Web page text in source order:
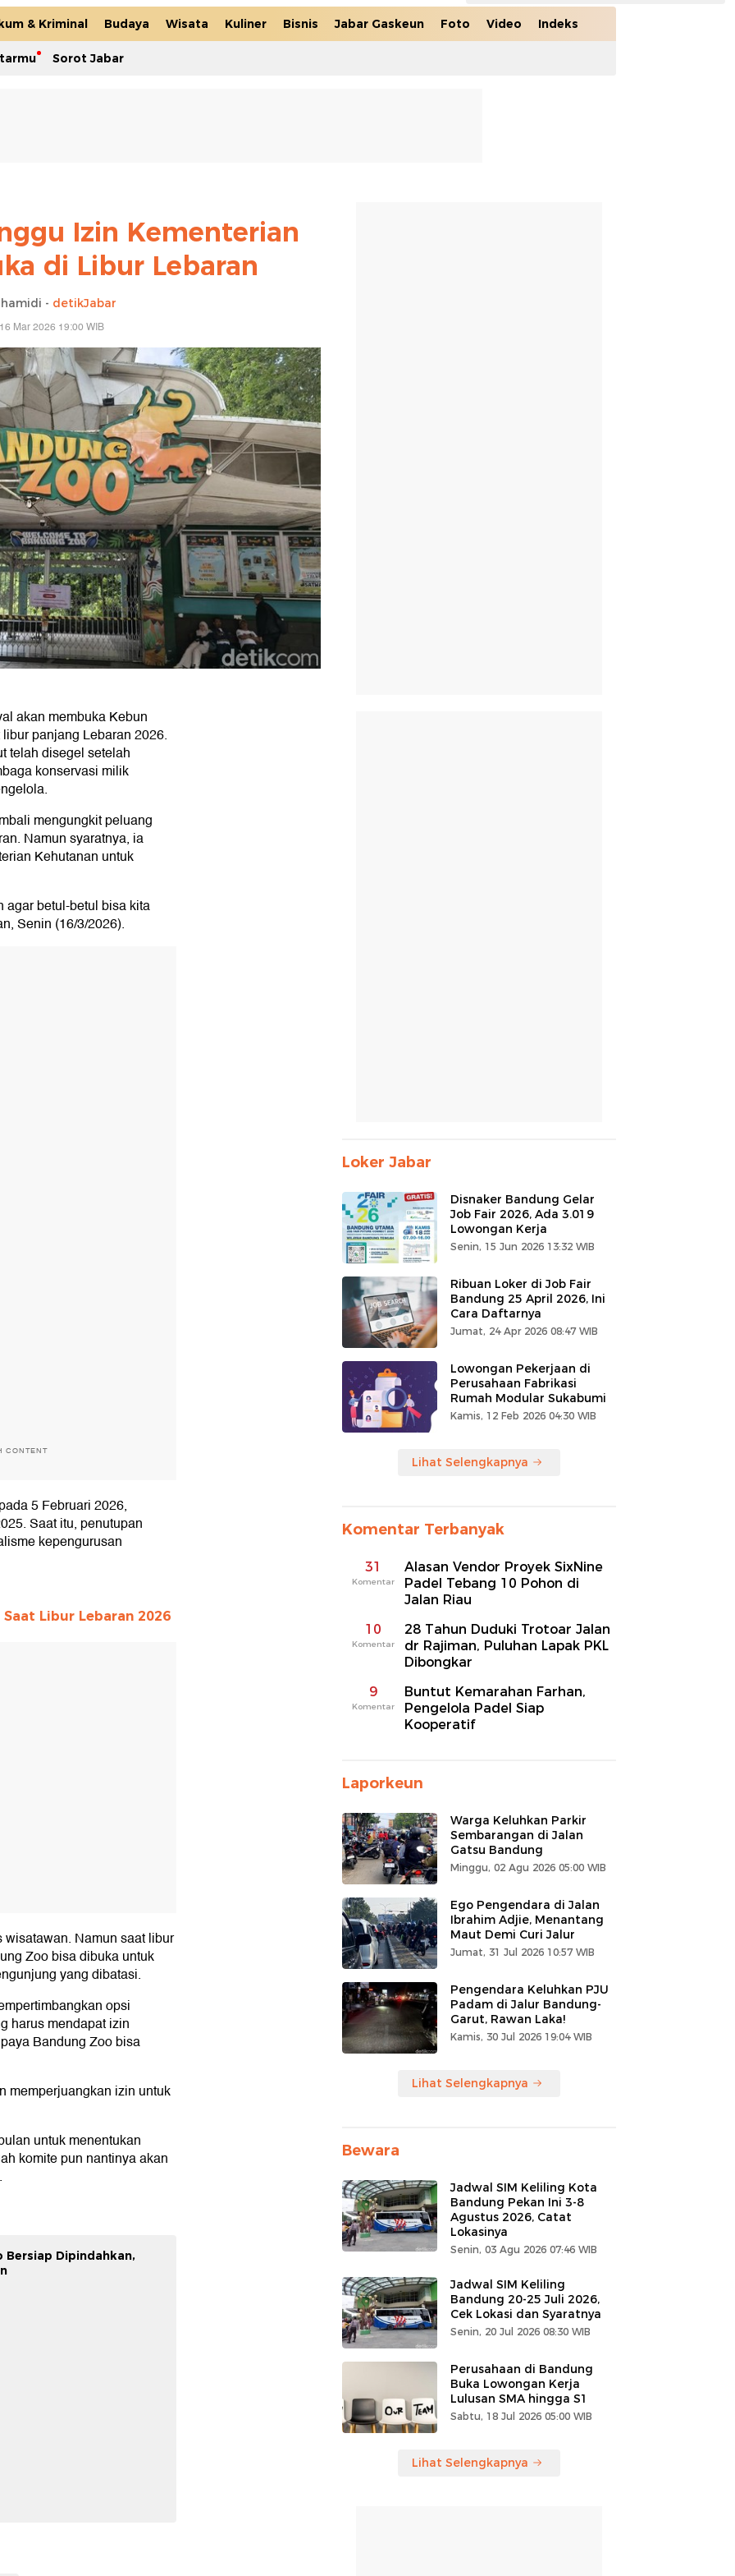
& Kriminal Budaya Wisata Kuliner Bisnis Jabar Gaskeun Foto Video Indeks
Sorot Jabar
Izin Kementerian
di Libur Lebaran
- detikJabar
Mar 2026 19:00 WIB
akan membuka Kebun
panjang Lebaran 2026.
telah disegel setelah
konservasi milik
mengungkit peluang
Namun syaratnya, ia
Kehutanan untuk
agar betul-betul bisa kita
Senin (16/3/2026).
CONTENT
5 Februari 2026,
Saat itu, penutupan
kepengurusan
Libur Lebaran 2026
Namun saat libur
Zoo bisa dibuka untuk
yang dibatasi.
opsi
harus mendapat izin
Bandung Zoo bisa
memperjuangkan izin untuk
untuk menentukan
komite pun nantinya akan
Bersiap Dipindahkan,
Loker Jabar
Disnaker Bandung Gelar
Job Fair 2026, Ada 3.019
Lowongan Kerja
Senin, 15 Jun 2026 13:32 WIB
Ribuan Loker di Job Fair
Bandung 25 April 2026, Ini
Cara Daftarnya
Jumat, 24 Apr 2026 08:47 WIB
Lowongan Pekerjaan di
Perusahaan Fabrikasi
Rumah Modular Sukabumi
Kamis, 12 Feb 2026 04:30 WIB
Lihat Selengkapnya
Komentar Terbanyak
31
Komentar
Alasan Vendor Proyek SixNine
Padel Tebang 10 Pohon di
Jalan Riau
10
Komentar
28 Tahun Duduki Trotoar Jalan
dr Rajiman, Puluhan Lapak PKL
Dibongkar
9
Komentar
Buntut Kemarahan Farhan,
Pengelola Padel Siap
Kooperatif
Laporkeun
Warga Keluhkan Parkir
Sembarangan di Jalan
Gatsu Bandung
Minggu, 02 Agu 2026 05:00 WIB
Ego Pengendara di Jalan
Ibrahim Adjie, Menantang
Maut Demi Curi Jalur
Jumat, 31 Jul 2026 10:57 WIB
Pengendara Keluhkan PJU
Padam di Jalur Bandung-
Garut, Rawan Laka!
Kamis, 30 Jul 2026 19:04 WIB
Lihat Selengkapnya
Bewara
Jadwal SIM Keliling Kota
Bandung Pekan Ini 3-8
Agustus 2026, Catat
Lokasinya
Senin, 03 Agu 2026 07:46 WIB
Jadwal SIM Keliling
Bandung 20-25 Juli 2026,
Cek Lokasi dan Syaratnya
Senin, 20 Jul 2026 08:30 WIB
Perusahaan di Bandung
Buka Lowongan Kerja
Lulusan SMA hingga S1
Sabtu, 18 Jul 2026 05:00 WIB
Lihat Selengkapnya